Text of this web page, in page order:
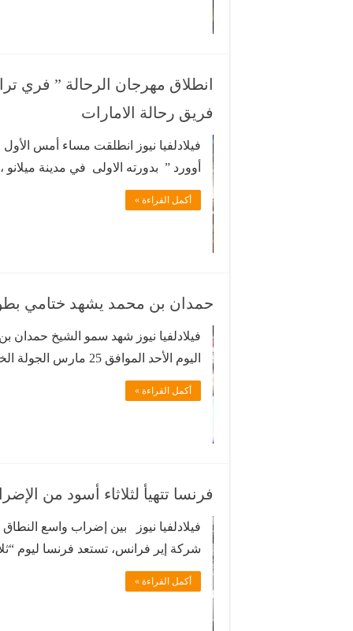
انطلاق مهرجان الرحالة ” فري
فريق رحالة الامارات
فيلادلفيا نيوز انطلقت مساء أمس
أوورد ” بدورته الاولى في مدينة
الامارات العربية المتحدة في ميلانو
عبد الله الشامسي القنصل الإماراتي
أكمل القراءة »
حمدان بن محمد يشهد ختامي
فيلادلفيا نيوز شهد سمو الشيخ
اليوم الأحد الموافق
بطولة السلق، التي نظمها مركز
من سموه، وهي البطولة …
أكمل القراءة »
فرنسا تتهيأ لثلاثاء أسود من
فيلادلفيا نيوز بين إضراب واسع
شركة إير فرانس، تستعد فرنسا ليوم
إصلاحات الرئيس إيمانويل ماكرون. بعد
الحديد الآن إلى إضراب طويل الأمد …
أكمل القراءة »